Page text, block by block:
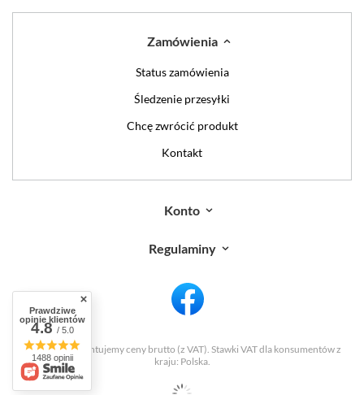
Zamówienia
Status zamówienia
Śledzenie przesyłki
Chcę zwrócić produkt
Kontakt
Konto
Regulaminy
W sklepie prezentujemy ceny brutto (z VAT). Stawki VAT dla konsumentów z
kraju: Polska.
Prawdziwe
opinie klientów
4.8/ 5.0
1488 opinii